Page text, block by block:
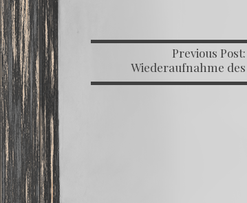
Previous Post:
Wiederaufnahme des
Trainings